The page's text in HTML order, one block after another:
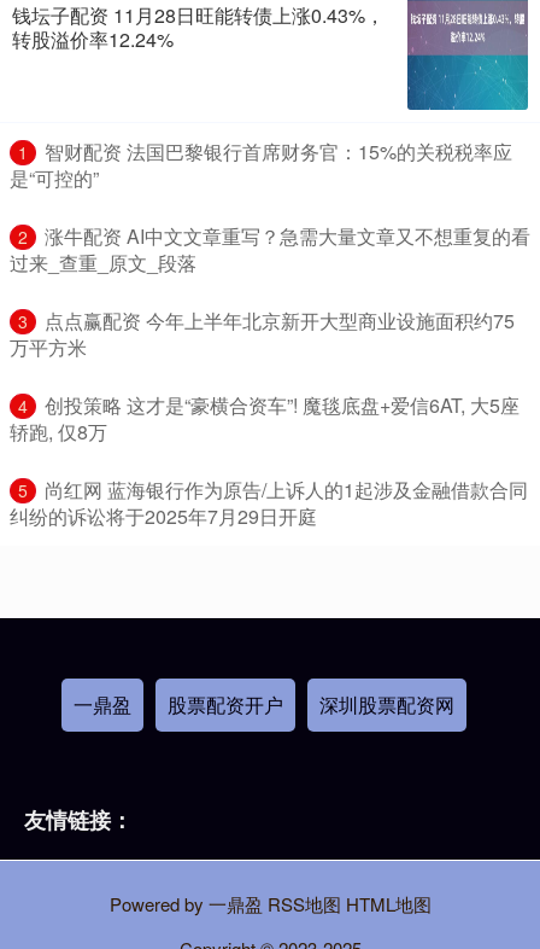
钱坛子配资 11月28日旺能转债上涨0.43%，
转股溢价率12.24%
1
​智财配资 法国巴黎银行首席财务官：15%的关税税率应
是“可控的”
2
​涨牛配资 AI中文文章重写？急需大量文章又不想重复的看
过来_查重_原文_段落
3
​点点赢配资 今年上半年北京新开大型商业设施面积约75
万平方米
4
​创投策略 这才是“豪横合资车”! 魔毯底盘+爱信6AT, 大5座
轿跑, 仅8万
5
​尚红网 蓝海银行作为原告/上诉人的1起涉及金融借款合同
纠纷的诉讼将于2025年7月29日开庭
一鼎盈 股票配资开户 深圳股票配资网
友情链接：
Powered by 一鼎盈 RSS地图 HTML地图